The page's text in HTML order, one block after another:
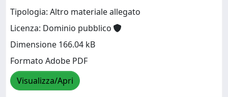
Tipologia: Altro materiale allegato
Licenza: Dominio pubblico
Dimensione 166.04 kB
Formato Adobe PDF
Visualizza/Apri